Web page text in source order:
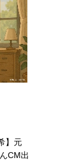
】元
CM出